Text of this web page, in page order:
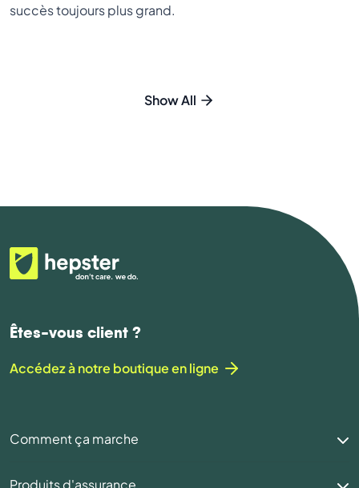
succès toujours plus grand.
Show All
Êtes-vous client ?
Accédez à notre boutique en ligne
Comment ça marche
Produits d'assurance